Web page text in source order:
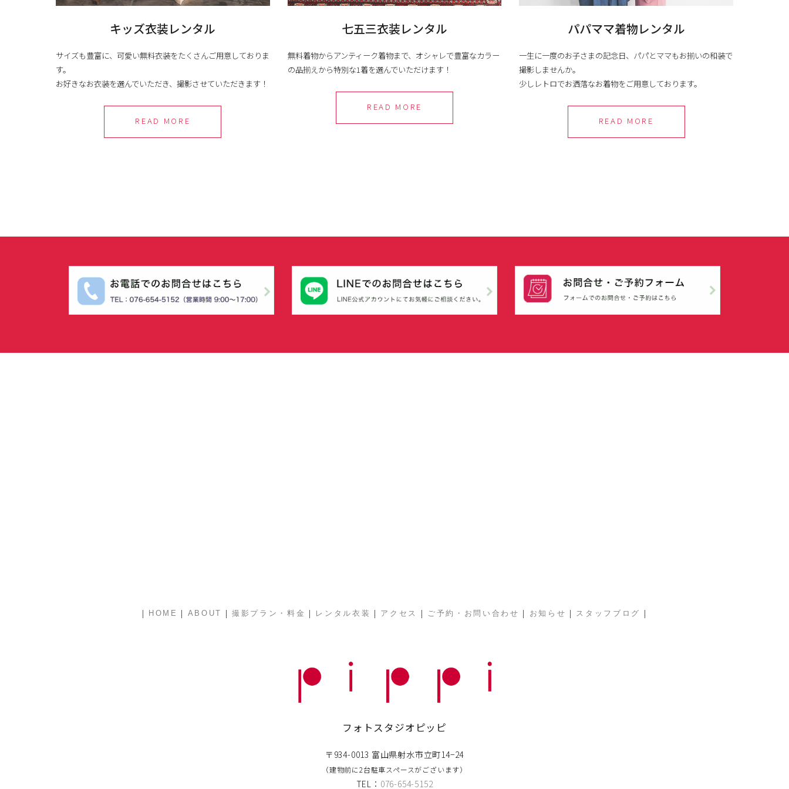
キッズ衣装レンタル
サイズも豊富に、可愛い無料衣装をたくさんご用意しておりま
す。
お好きなお衣装を選んでいただき、撮影させていただきます！
READ MORE
七五三衣装レンタル
無料着物からアンティーク着物まで、オシャレで豊富なカラー
の品揃えから特別な1着を選んでいただけます！
READ MORE
パパママ着物レンタル
一生に一度のお子さまの記念日、パパとママもお揃いの和装で
撮影しませんか。
少しレトロでお洒落なお着物をご用意しております。
READ MORE
| HOME | ABOUT | 撮影プラン・料金 | レンタル衣装 | アクセス | ご予約・お問い合わせ | お知らせ | スタッフブログ |
フォトスタジオピッピ
〒934-0013 富山県射水市立町14−24
（建物前に2台駐車スペースがございます）
TEL： 076-654-5152